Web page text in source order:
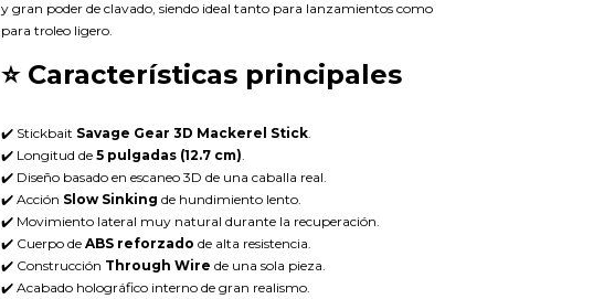
y gran poder de clavado, siendo ideal tanto para lanzamientos como
para troleo ligero.
⭐ Características principales
✔️ Stickbait Savage Gear 3D Mackerel Stick
✔️ Longitud de 5 pulgadas (12.7 cm)
✔️ Diseño basado en escaneo 3D de una caballa real.
✔️ Acción Slow Sinking de hundimiento lento.
✔️ Movimiento lateral muy natural durante la recuperación.
✔️ Cuerpo de ABS reforzado de alta resistencia.
✔️ Construcción Through Wire de una sola pieza.
✔️ Acabado holográfico interno de gran realismo.